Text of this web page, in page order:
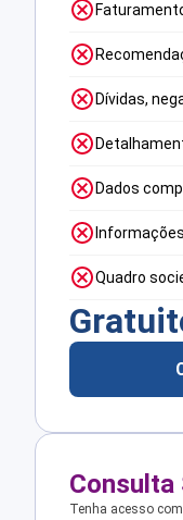
Dívidas,
Dados
Quadro
Consulta
Tenha acesso